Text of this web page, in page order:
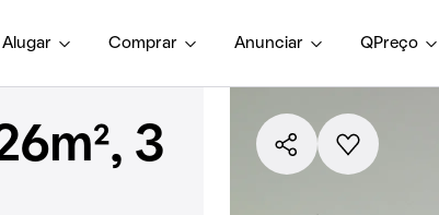
Alugar Comprar Anunciar QPreço
3